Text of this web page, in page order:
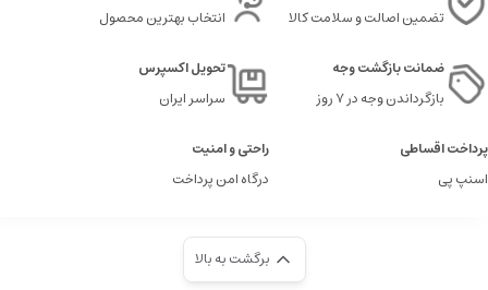
تضمین اصالت و سلامت کالا
انتخاب بهترین محصول
ضمانت بازگشت وجه
بازگرداندن وجه در ۷ روز
تحویل اکسپرس
سراسر ایران
پرداخت اقساطی
اسنپ پی
راحتی و امنیت
درگاه امن پرداخت
برگشت به بالا